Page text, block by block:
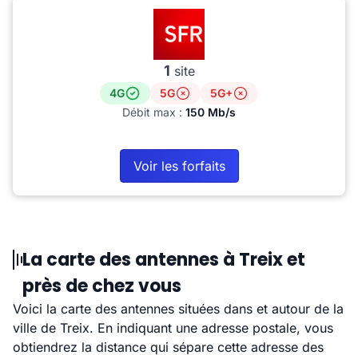
1 site
4G 5G
5G+
Débit max : 150 Mb/s
Voir les forfaits
La carte des antennes à Treix et
près de chez vous
Voici la carte des antennes situées dans et autour de la
ville de Treix. En indiquant une adresse postale, vous
obtiendrez la distance qui sépare cette adresse des